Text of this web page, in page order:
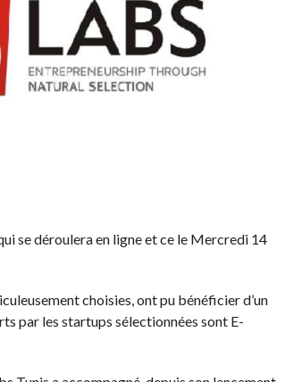
se déroulera en ligne et ce le Mercredi 14
choisies, ont pu bénéficier d’un
par les startups sélectionnées sont E-